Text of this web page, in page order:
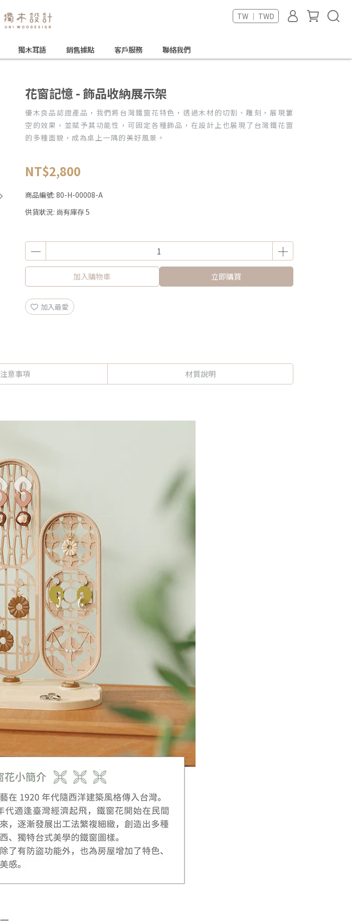
TW ｜ TWD
獨木耳語 銷售據點 客戶服務 聯絡我們
花窗記憶 - 飾品收納展示架
優木良品認證產品，我們將台灣鐵窗花特色，透過木材的切割、雕刻，展現簍
空的效果，並賦予其功能性，可固定各種飾品，在設計上也展現了台灣鐵花窗
的多種面貌，成為桌上一隅的美好風景。
NT$2,800
商品編號: 80-H-00008-A
供貨狀況: 尚有庫存 5
加入購物車 立即購買
加入最愛
注意事項 材質說明